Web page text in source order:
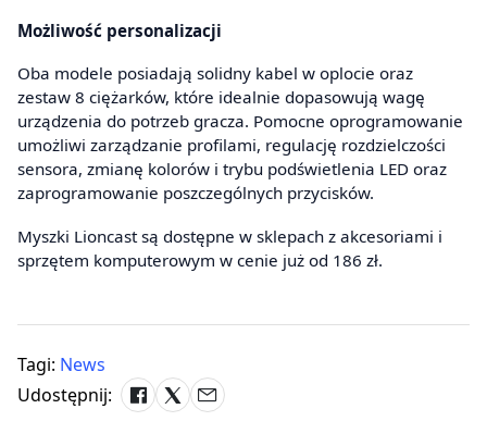
Możliwość personalizacji
Oba modele posiadają solidny kabel w oplocie oraz
zestaw 8 ciężarków, które idealnie dopasowują wagę
urządzenia do potrzeb gracza. Pomocne oprogramowanie
umożliwi zarządzanie profilami, regulację rozdzielczości
sensora, zmianę kolorów i trybu podświetlenia LED oraz
zaprogramowanie poszczególnych przycisków.
Myszki Lioncast są dostępne w sklepach z akcesoriami i
sprzętem komputerowym w cenie już od 186 zł.
Tagi: News
Udostępnij: